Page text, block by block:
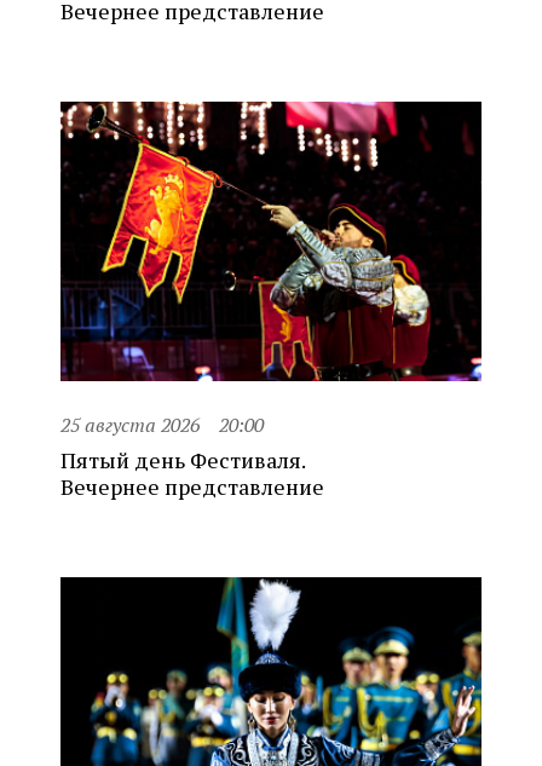
Вечернее представление
25 августа 2026 20:00
Пятый день Фестиваля.
Вечернее представление